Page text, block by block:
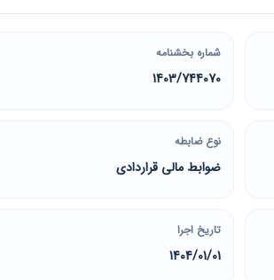
شماره بخشنامه
1403/744070
نوع ضابطه
ضوابط مالی قراردادی
تاریخ اجرا
1404/01/01